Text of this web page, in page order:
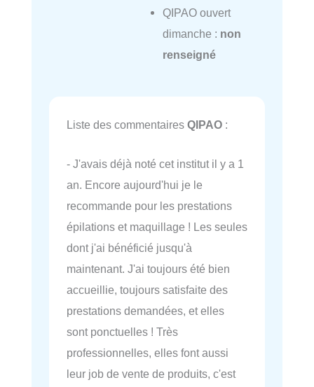
QIPAO ouvert
dimanche : non
renseigné
Liste des commentaires QIPAO :
- J'avais déjà noté cet institut il y a 1
an. Encore aujourd'hui je le
recommande pour les prestations
épilations et maquillage ! Les seules
dont j'ai bénéficié jusqu'à
maintenant. J'ai toujours été bien
accueillie, toujours satisfaite des
prestations demandées, et elles
sont ponctuelles ! Très
professionnelles, elles font aussi
leur job de vente de produits, c'est